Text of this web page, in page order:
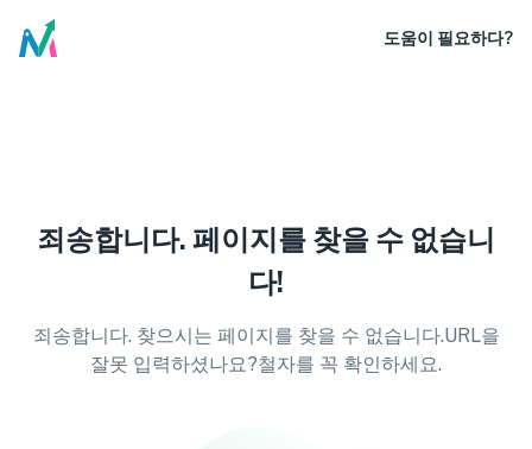
도움이 필요하다?
죄송합니다. 페이지를 찾을 수 없습니
다!
죄송합니다. 찾으시는 페이지를 찾을 수 없습니다.URL을
잘못 입력하셨나요?철자를 꼭 확인하세요.